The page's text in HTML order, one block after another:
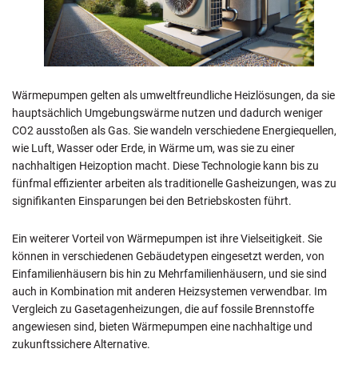
Wärmepumpen gelten als umweltfreundliche Heizlösungen, da sie
hauptsächlich Umgebungswärme nutzen und dadurch weniger
CO2 ausstoßen als Gas. Sie wandeln verschiedene Energiequellen,
wie Luft, Wasser oder Erde, in Wärme um, was sie zu einer
nachhaltigen Heizoption macht. Diese Technologie kann bis zu
fünfmal effizienter arbeiten als traditionelle Gasheizungen, was zu
signifikanten Einsparungen bei den Betriebskosten führt.
Ein weiterer Vorteil von Wärmepumpen ist ihre Vielseitigkeit. Sie
können in verschiedenen Gebäudetypen eingesetzt werden, von
Einfamilienhäusern bis hin zu Mehrfamilienhäusern, und sie sind
auch in Kombination mit anderen Heizsystemen verwendbar. Im
Vergleich zu Gasetagenheizungen, die auf fossile Brennstoffe
angewiesen sind, bieten Wärmepumpen eine nachhaltige und
zukunftssichere Alternative.